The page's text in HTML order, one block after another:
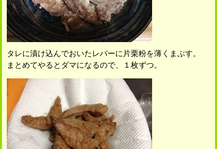
タレに漬け込んでおいたレバーに片栗粉を薄くまぶす。
まとめてやるとダマになるので、１枚ずつ。